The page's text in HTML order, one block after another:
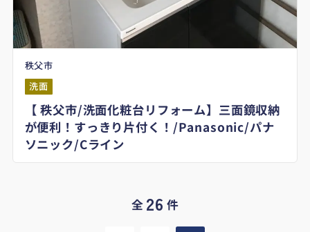
秩父市
洗面
【 秩父市/洗面化粧台リフォーム】三面鏡収納
が便利！すっきり片付く！/Panasonic/パナ
ソニック/Cライン
全 26 件